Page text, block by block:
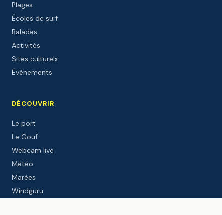
Plages
Écoles de surf
Balades
Activités
Sites culturels
Événements
DÉCOUVRIR
Le port
Le Gouf
Webcam live
Météo
Marées
Windguru